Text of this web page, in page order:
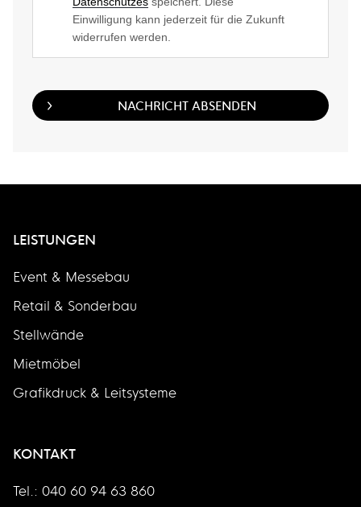
Einwilligung kann jederzeit für die Zukunft
widerrufen werden.
LEISTUNGEN
Event & Messebau
Retail & Sonderbau
Stellwände
Mietmöbel
Grafikdruck & Leitsysteme
KONTAKT
Tel.: 040 60 94 63 860